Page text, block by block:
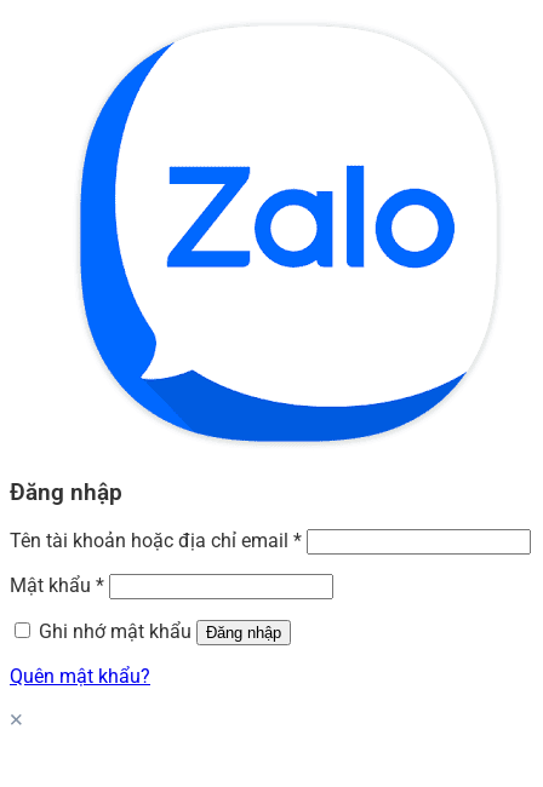
Đăng nhập
Tên tài khoản hoặc địa chỉ email *
Mật khẩu *
Ghi nhớ mật khẩu
Đăng nhập
Quên mật khẩu?